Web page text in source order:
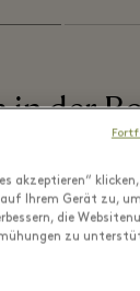
in der
entdeckt
akzeptieren“
auf Ihrem Gerät zu,
die
zu